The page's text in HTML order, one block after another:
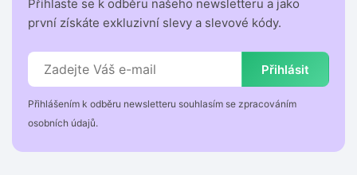
Přihlaste se k odběru našeho newsletteru a jako
první získáte exkluzivní slevy a slevové kódy.
Přihlásit
Přihlášením k odběru newsletteru souhlasím se zpracováním
osobních údajů.